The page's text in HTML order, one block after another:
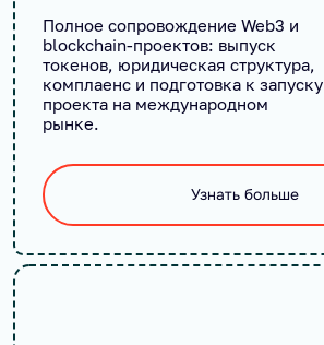
Полное сопровождение Web3 и
blockchain-проектов: выпуск
токенов, юридическая структура,
комплаенс и подготовка к запуску
проекта на международном
рынке.
Узнать больше